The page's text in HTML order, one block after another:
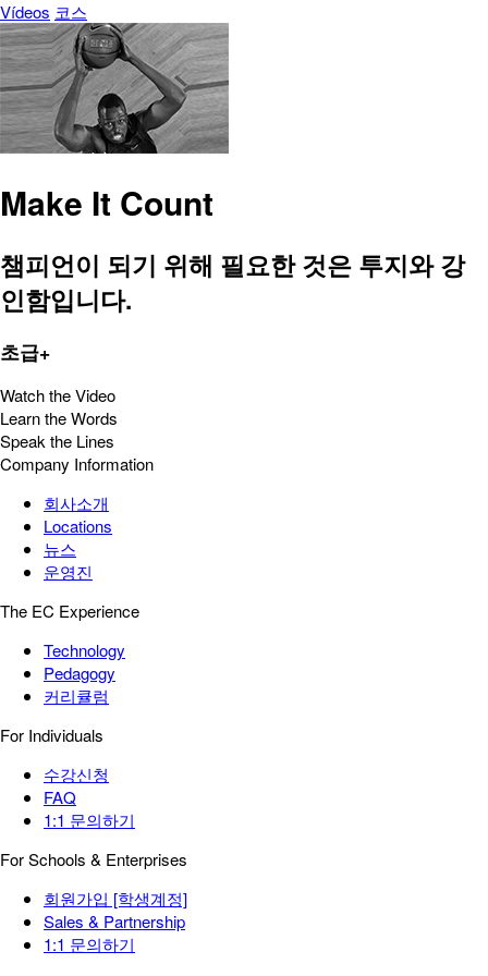
Vídeos 코스
Make It Count
챔피언이 되기 위해 필요한 것은 투지와 강
인함입니다.
초급+
Watch the Video
Learn the Words
Speak the Lines
Company Information
회사소개
Locations
뉴스
운영진
The EC Experience
Technology
Pedagogy
커리큘럼
For Individuals
수강신청
FAQ
1:1 문의하기
For Schools & Enterprises
회원가입 [학생계정]
Sales & Partnership
1:1 문의하기